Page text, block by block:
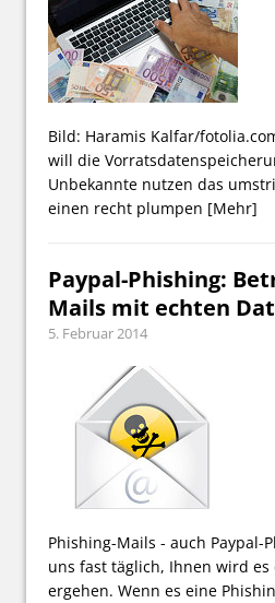
Bild: Haramis Kalfar/
will die
Unbekannte nutzen das
einen recht plumpen [Mehr]
Paypal-Phishing:
Mails mit echten
5. Februar 2014
Phishing-Mails - auch Paypal-
uns fast täglich, Ihnen wird
ergehen. Wenn es eine